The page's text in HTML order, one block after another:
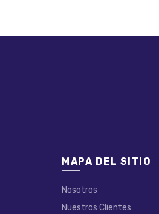
MAPA DEL SITIO
Nosotros
Nuestros Clientes